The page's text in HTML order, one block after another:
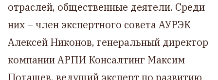
отраслей, общественные деятели. Среди
них – член экспертного совета АУРЭК
Алексей Никонов, генеральный директор
компании АРПИ Консалтинг Максим
Поташев, ведущий эксперт по развитию